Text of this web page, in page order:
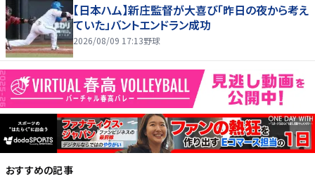
【日本ハム】新庄監督が大喜び「昨日の夜から考え
ていた」バントエンドラン成功
2026/08/09 17:13野球
おすすめの記事